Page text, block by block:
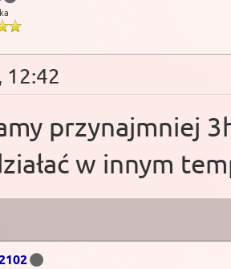
12:42
przynajmniej
w innym